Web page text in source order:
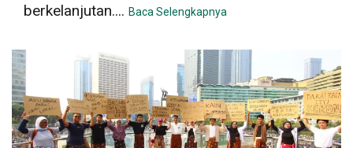
berkelanjutan.... Baca Selengkapnya